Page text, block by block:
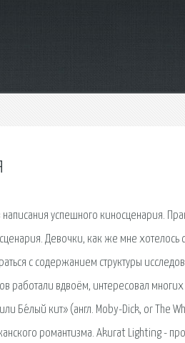
успешного киносценария.
Девочки, как же мне хотелось
с содержанием структуры
работали вдвоём, интересовал
Бе́лый кит» (англ. Moby-Dick, or The
романтизма. Akurat Lighting -